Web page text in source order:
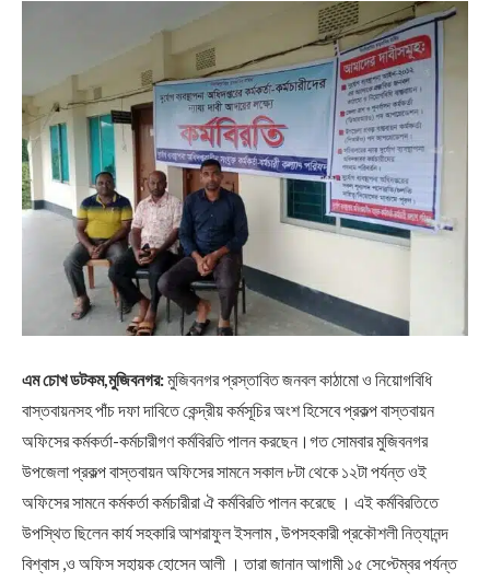
এম চোখ ডটকম,মুজিবনগর:মুজিবনগর প্রস্তাবিত জনবল কাঠামো ও নিয়োগবিধি
বাস্তবায়নসহ পাঁচ দফা দাবিতে কেন্দ্রীয় কর্মসূচির অংশ হিসেবে প্রকল্প বাস্তবায়ন
অফিসের কর্মকর্তা-কর্মচারীগণ কর্মবিরতি পালন করছেন।গত সোমবার মুজিবনগর
উপজেলা প্রকল্প বাস্তবায়ন অফিসের সামনে সকাল ৮টা থেকে ১২টা পর্যন্ত ওই
অফিসের সামনে কর্মকর্তা কর্মচারীরা ঐ কর্মবিরতি পালন করেছে । এই কর্মবিরতিতে
উপস্থিত ছিলেন কার্য সহকারি আশরাফুল ইসলাম , উপসহকারী প্রকৌশলী নিত্যানন্দ
বিশ্বাস ,ও অফিস সহায়ক হোসেন আলী । তারা জানান আগামী ১৫ সেপ্টেম্বর পর্যন্ত